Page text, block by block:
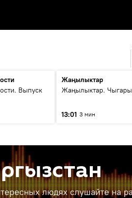
Выпуск
Жаңылыктар
Жаңылыктар.
13:01 3 мин
людях слушайте на